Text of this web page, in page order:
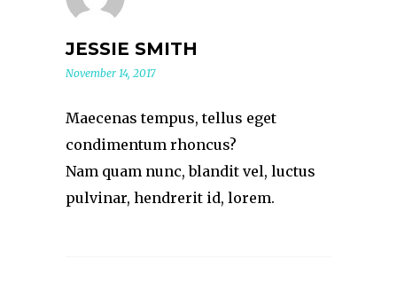
JESSIE SMITH
November 14, 2017
Maecenas tempus, tellus eget
condimentum rhoncus?
Nam quam nunc, blandit vel, luctus
pulvinar, hendrerit id, lorem.